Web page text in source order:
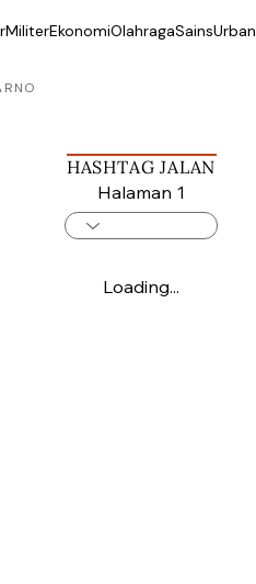
MiliterEkonomiOlahragaSainsUrban
HASHTAG JALAN
Halaman 1
Loading...